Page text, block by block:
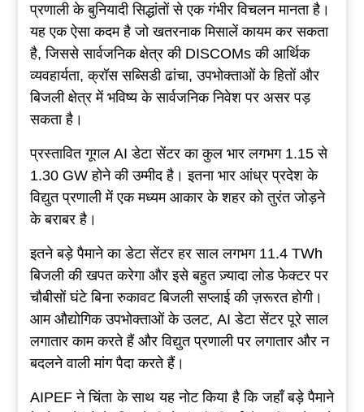
प्रणाली के बुनियादी सिद्धांतों से एक गंभीर विचलन मानता है।
यह एक ऐसा कदम है जो खतरनाक मिसालें कायम कर सकता
है, जिससे सार्वजनिक क्षेत्र की DISCOMs की आर्थिक
व्यवहार्यता, क्रॉस सब्सिडी ढांचा, उपभोक्ताओं के हितों और
बिजली क्षेत्र में भविष्य के सार्वजनिक निवेश पर असर पड़
सकता है।
प्रस्तावित गूगल AI डेटा सेंटर का कुल भार लगभग 1.15 से
1.30 GW होने की उम्मीद है। इतना भार आंध्र प्रदेश के
विद्युत प्रणाली में एक मध्यम आकार के शहर को तुरंत जोड़ने
के बराबर है।
इतने बड़े पैमाने का डेटा सेंटर हर साल लगभग 11.4 TWh
बिजली की खपत करेगा और इसे बहुत ज़्यादा लोड फेक्टर पर
चौबीसों घंटे बिना रुकावट बिजली सप्लाई की ज़रूरत होगी।
आम औद्योगिक उपभोक्ताओं के उलट, AI डेटा सेंटर पूरे साल
लगातार काम करते हैं और विद्युत प्रणाली पर लगातार और न
बदलने वाली मांग पैदा करते हैं।
AIPEF ने चिंता के साथ यह नोट किया है कि जहाँ बड़े पैमाने